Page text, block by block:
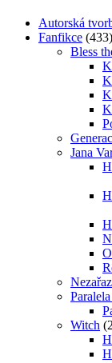
Autorská
Fanfikce (433)
Bless
Jana
Witch